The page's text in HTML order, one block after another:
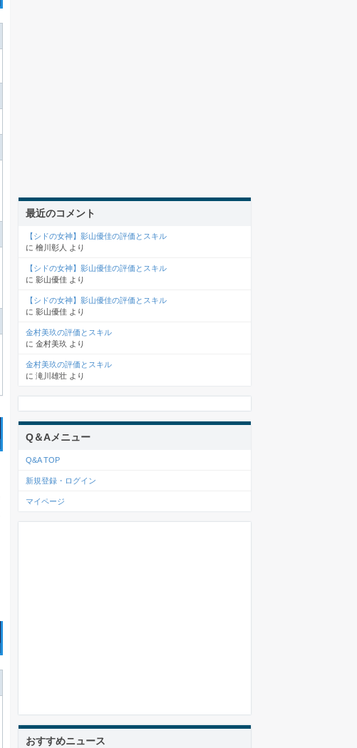
最近のコメント
【シドの女神】影山優佳の評価とスキル
に 檜川彰人 より
【シドの女神】影山優佳の評価とスキル
に 影山優佳 より
【シドの女神】影山優佳の評価とスキル
に 影山優佳 より
金村美玖の評価とスキル
に 金村美玖 より
金村美玖の評価とスキル
に 滝川雄壮 より
Q＆Aメニュー
Q&A TOP
新規登録・ログイン
マイページ
おすすめニュース